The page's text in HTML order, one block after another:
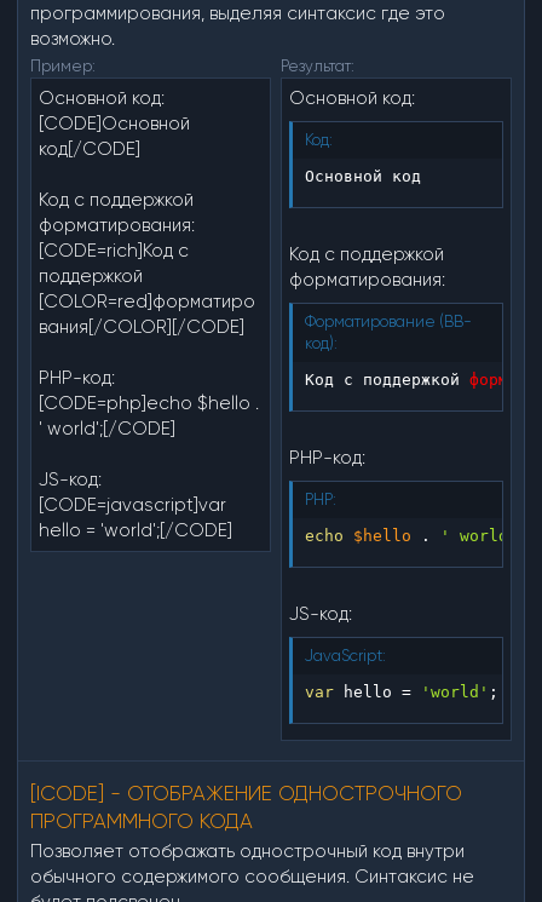
программирования, выделяя синтаксис где это
возможно.
Пример:
Основной код:
[CODE]Основной
код[/CODE]
Код с поддержкой
форматирования:
[CODE=rich]Код с
поддержкой
[COLOR=red]форматиро
вания[/COLOR][/CODE]
PHP-код:
[CODE=php]echo $hello .
' world';[/CODE]
JS-код:
[CODE=javascript]var
hello = 'world';[/CODE]
Результат:
Основной код:
Код:
Основной код
Код с поддержкой
форматирования:
Форматирование (BB-
код):
Код с поддержкой
PHP-код:
PHP:
echo
$hello . ' world'
JS-код:
JavaScript:
var hello = 'world' ;
[ICODE] - ОТОБРАЖЕНИЕ ОДНОСТРОЧНОГО
ПРОГРАММНОГО КОДА
Позволяет отображать однострочный код внутри
обычного содержимого сообщения. Синтаксис не